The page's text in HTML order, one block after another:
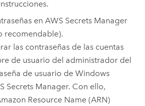
enAWS Secrets Manager
recomendable).
las contraseñas de las cuentas
de usuario del administrador del
de usuario deWindows
Secrets Manager. Con ello,
Resource Name (ARN)